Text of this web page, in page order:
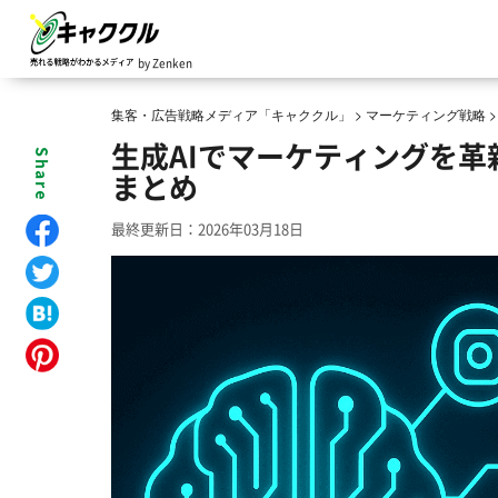
by Zenken
集客・広告戦略メディア「キャククル」 > マーケティング戦略
生成AIでマーケティングを
まとめ
最終更新日：2026年03月18日